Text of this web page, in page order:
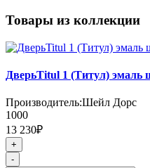
Товары из коллекции
ДверьTitul 1 (Титул) эмаль
Производитель:Шейл Дорс
1000
13 230₽
+
-